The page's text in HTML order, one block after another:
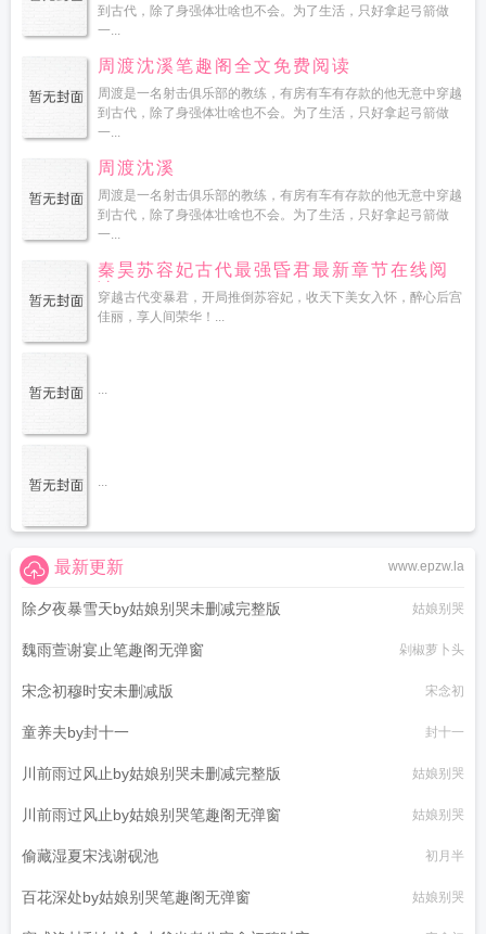
到古代，除了身强体壮啥也不会。为了生活，只好拿起弓箭做
一...
周渡沈溪笔趣阁全文免费阅读
周渡是一名射击俱乐部的教练，有房有车有存款的他无意中穿越
到古代，除了身强体壮啥也不会。为了生活，只好拿起弓箭做
一...
周渡沈溪
周渡是一名射击俱乐部的教练，有房有车有存款的他无意中穿越
到古代，除了身强体壮啥也不会。为了生活，只好拿起弓箭做
一...
秦昊苏容妃古代最强昏君最新章节在线阅
读
穿越古代变暴君，开局推倒苏容妃，收天下美女入怀，醉心后宫
佳丽，享人间荣华！...
...
...
www.epzw.la
最新更新
除夕夜暴雪天by姑娘别哭未删减完整版 姑娘别哭
魏雨萱谢宴止笔趣阁无弹窗 剁椒萝卜头
宋念初穆时安未删减版 宋念初
童养夫by封十一 封十一
川前雨过风止by姑娘别哭未删减完整版 姑娘别哭
川前雨过风止by姑娘别哭笔趣阁无弹窗 姑娘别哭
偷藏湿夏宋浅谢砚池 初月半
百花深处by姑娘别哭笔趣阁无弹窗 姑娘别哭